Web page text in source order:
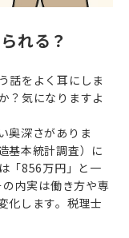
れる？
話をよく耳にしま
？気になりますよ
奥深さがありま
基本統計調査）に
「856万円」と一
内実は働き方や専
化します。税理士